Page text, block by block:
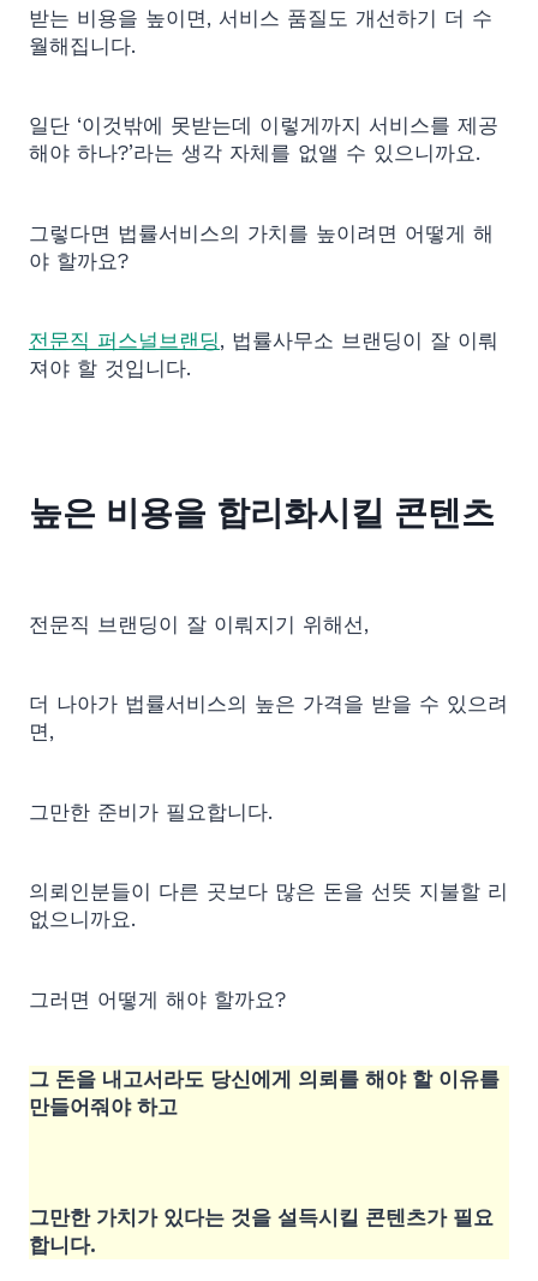
받는 비용을 높이면, 서비스 품질도 개선하기 더 수
월해집니다.
일단 ‘이것밖에 못받는데 이렇게까지 서비스를 제공
해야 하나?’라는 생각 자체를 없앨 수 있으니까요.
그렇다면 법률서비스의 가치를 높이려면 어떻게 해
야 할까요?
전문직 퍼스널브랜딩, 법률사무소 브랜딩이 잘 이뤄
져야 할 것입니다.
높은 비용을 합리화시킬 콘텐츠
전문직 브랜딩이 잘 이뤄지기 위해선,
더 나아가 법률서비스의 높은 가격을 받을 수 있으려
면,
그만한 준비가 필요합니다.
의뢰인분들이 다른 곳보다 많은 돈을 선뜻 지불할 리
없으니까요.
그러면 어떻게 해야 할까요?
그 돈을 내고서라도 당신에게 의뢰를 해야 할 이유를
만들어줘야 하고
그만한 가치가 있다는 것을 설득시킬 콘텐츠가 필요
합니다.